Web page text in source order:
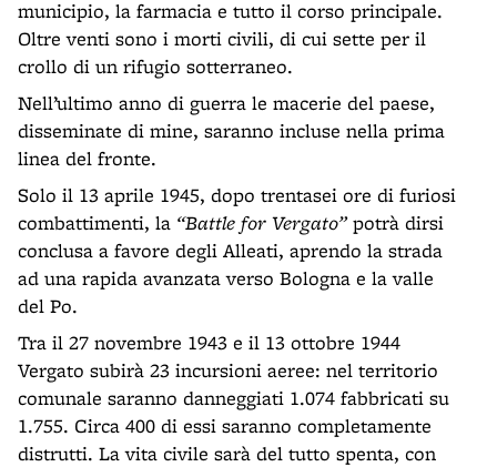
municipio, la farmacia e tutto il corso principale.
Oltre venti sono i morti civili, di cui sette per il
crollo di un rifugio sotterraneo.
Nell’ultimo anno di guerra le macerie del paese,
disseminate di mine, saranno incluse nella prima
linea del fronte.
Solo il 13 aprile 1945, dopo trentasei ore di furiosi
combattimenti, la “Battle for Vergato”potrà dirsi
conclusa a favore degli Alleati, aprendo la strada
ad una rapida avanzata verso Bologna e la valle
del Po.
Tra il 27 novembre 1943 e il 13 ottobre 1944
Vergato subirà 23 incursioni aeree: nel territorio
comunale saranno danneggiati 1.074 fabbricati su
1.755. Circa 400 di essi saranno completamente
distrutti. La vita civile sarà del tutto spenta, con